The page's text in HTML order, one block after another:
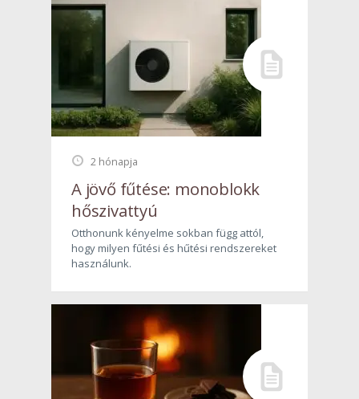
2 hónapja
A jövő fűtése: monoblokk
hőszivattyú
Otthonunk kényelme sokban függ attól,
hogy milyen fűtési és hűtési rendszereket
használunk.